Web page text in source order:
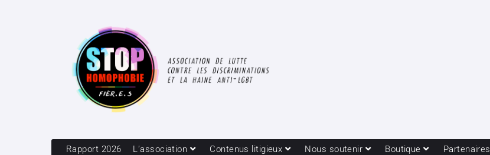
Rapport 2026 L’association Contenus litigieux Nous soutenir Boutique Partenaires